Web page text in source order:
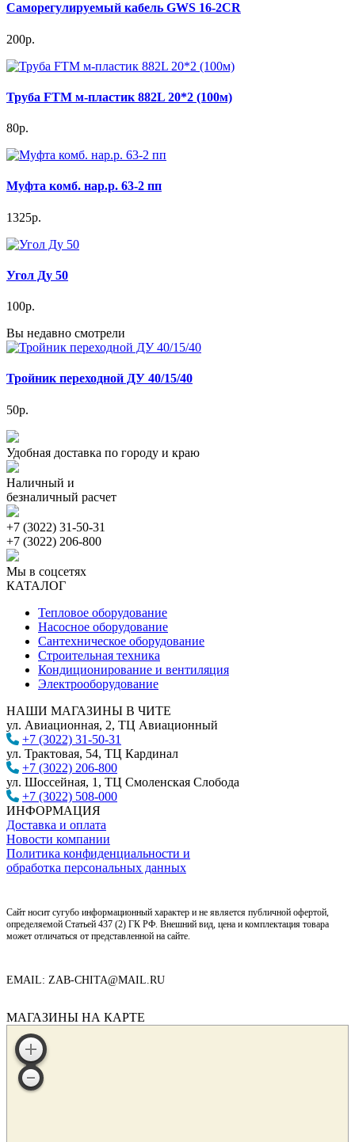
Саморегулируемый кабель GWS 16-2CR
200р.
Труба FTM м-пластик 882L 20*2 (100м)
80р.
Муфта комб. нар.р. 63-2 пп
1325р.
Угол Ду 50
100р.
Вы недавно смотрели
Тройник переходной ДУ 40/15/40
50р.
Удобная доставка по городу и краю
Наличный и
безналичный расчет
+7 (3022) 31-50-31
+7 (3022) 206-800
Мы в соцсетях
КАТАЛОГ
Тепловое оборудование
Насосное оборудование
Сантехническое оборудование
Строительная техника
Кондиционирование и вентиляция
Электрооборудование
НАШИ МАГАЗИНЫ В ЧИТЕ
ул. Авиационная, 2, ТЦ Авиационный
+7 (3022) 31-50-31
ул. Трактовая, 54, ТЦ Кардинал
+7 (3022) 206-800
ул. Шоссейная, 1, ТЦ Смоленская Слобода
+7 (3022) 508-000
ИНФОРМАЦИЯ
Доставка и оплата
Новости компании
Политика конфиденциальности и
обработка персональных данных
Сайт носит сугубо информационный характер и не является публичной офертой,
определяемой Статьей 437 (2) ГК РФ. Внешний вид, цена и комплектация товара
может отличаться от представленной на сайте.
EMAIL: ZAB-CHITA@MAIL.RU
МАГАЗИНЫ НА КАРТЕ